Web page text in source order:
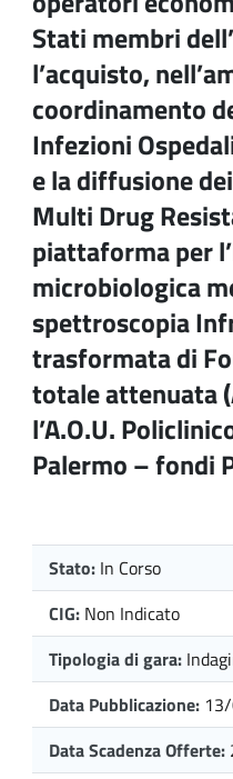
Stati membri
l’acquisto,
coordinamento
Infezioni
e la diffusione
Multi Drug
piattaforma per
microbiologica
spettroscopia
trasformata di
totale attenuata
l’A.O.U.
Palermo – fondi
Stato: In Corso
CIG: Non Indicato
Tipologia di gara:
Data Pubblicazione:
Data Scadenza Offerte: